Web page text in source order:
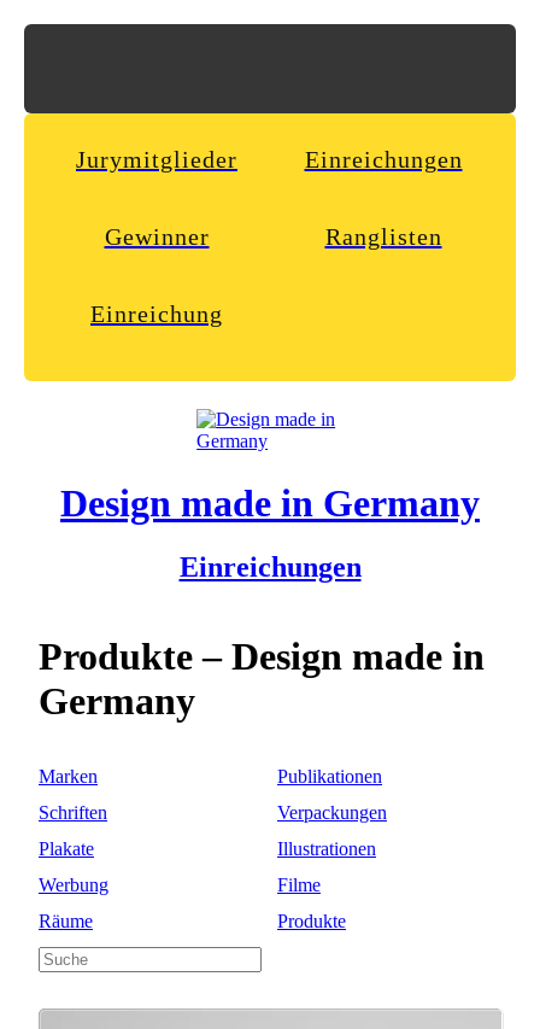
Jurymitglieder Einreichungen
Gewinner Ranglisten
Einreichung
Design made in Germany
Einreichungen
Produkte – Design made in
Germany
Marken
Publikationen
Schriften
Verpackungen
Plakate
Illustrationen
Werbung
Filme
Räume
Produkte